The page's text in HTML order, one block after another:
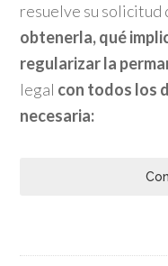
resuelve su solicitud
obtenerla, qué
regularizar la
legal con todos los
necesaria: